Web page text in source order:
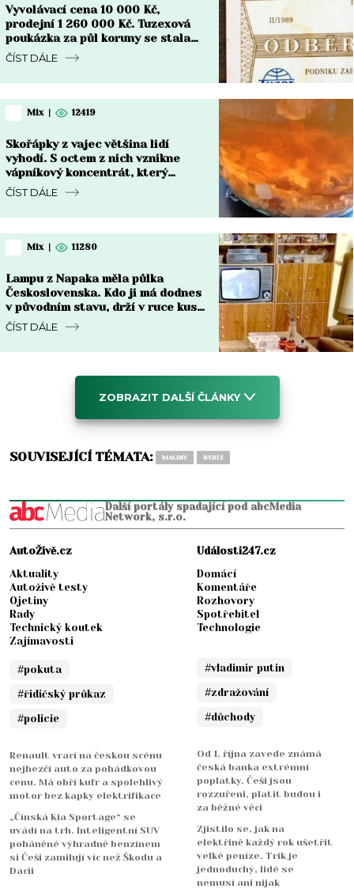
Vyvolávací cena 10 000 Kč,
prodejní 1 260 000 Kč. Tuzexová
poukázka za půl koruny se stala
nejdražším bonem v české historii
ČÍST DÁLE
Mix 12419
Skořápky z vajec většina lidí
vyhodí. S octem z nich vznikne
vápníkový koncentrát, který
chřadnoucím rostlinám vrátí sílu
ČÍST DÁLE
Mix 11280
Lampu z Napaka měla půlka
Československa. Kdo ji má dodnes
v původním stavu, drží v ruce kus
za 8 000 Kč i víc
ČÍST DÁLE
ZOBRAZIT DALŠÍ ČLÁNKY
SOUVISEJÍCÍ TÉMATA: MALINY RYBÍZ
Další portály spadající pod abcMedia
Network, s.r.o.
AutoŽivě.cz
Aktuality
Autoživě testy
Ojetiny
Rady
Technický koutek
Zajímavosti
#pokuta
#řidičský průkaz
#policie
Renault vrací na českou scénu
nejhezčí auto za pohádkovou
cenu. Má obří kufr a spolehlivý
motor bez kapky elektrifikace
„Čínská Kia Sportage“ se
uvádí na trh. Inteligentní SUV
poháněné výhradně benzínem
si Češi zamilují víc než Škodu a
Dacii
Události247.cz
Domácí
Komentáře
Rozhovory
Spotřebitel
Technologie
#vladimir putin
#zdražování
#důchody
Od 1. října zavede známá
česká banka extrémní
poplatky. Češi jsou
rozzuřeni, platit budou i
za běžné věci
Zjistilo se, jak na
elektřině každý rok ušetřit
velké peníze. Trik je
jednoduchý, lidé se
nemusí ani nijak